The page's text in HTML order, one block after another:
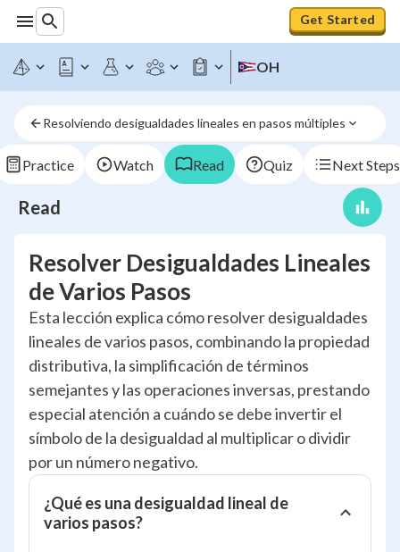
Get Started
OH
Resolviendo desigualdades lineales en pasos múltiples
Practice Watch Read Quiz Next Steps
Read
Resolver Desigualdades Lineales
de Varios Pasos
Esta lección explica cómo resolver desigualdades
lineales de varios pasos, combinando la propiedad
distributiva, la simplificación de términos
semejantes y las operaciones inversas, prestando
especial atención a cuándo se debe invertir el
símbolo de la desigualdad al multiplicar o dividir
por un número negativo.
¿Qué es una desigualdad lineal de
varios pasos?